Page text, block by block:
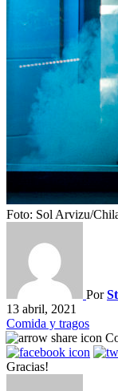
Foto: Sol Arvizu/
Por
13 abril, 2021
Comida y tragos
Gracias!